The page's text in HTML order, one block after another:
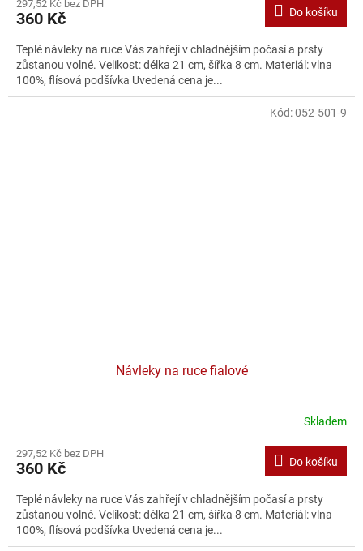
297,52 Kč bez DPH
360 Kč Do košíku
Teplé návleky na ruce Vás zahřejí v chladnějším počasí a prsty
zůstanou volné. Velikost: délka 21 cm, šířka 8 cm. Materiál: vlna
100%, flísová podšívka Uvedená cena je...
Návleky na ruce fialové
Skladem
297,52 Kč bez DPH
360 Kč Do košíku
Teplé návleky na ruce Vás zahřejí v chladnějším počasí a prsty
zůstanou volné. Velikost: délka 21 cm, šířka 8 cm. Materiál: vlna
100%, flísová podšívka Uvedená cena je...
Kód:052-501-9